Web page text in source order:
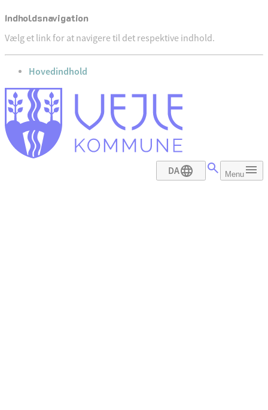
Indholdsnavigation
Vælg et link for at navigere til det respektive indhold.
gå til
Hovedindhold
DA Menu